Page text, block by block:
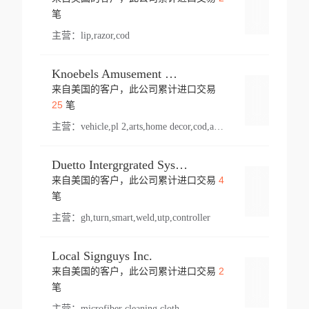
笔
主营： lip,razor,cod
Knoebels Amusement Resort
来自美国的客户，此公司累计进口交易
25笔
主营： vehicle,pl 2,arts,home decor,cod,amusement ride,sea
Duetto Intergrgrated Systems Inc.
来自美国的客户，此公司累计进口交易 4
笔
主营： gh,turn,smart,weld,utp,controller
Local Signguys Inc.
来自美国的客户，此公司累计进口交易 2
笔